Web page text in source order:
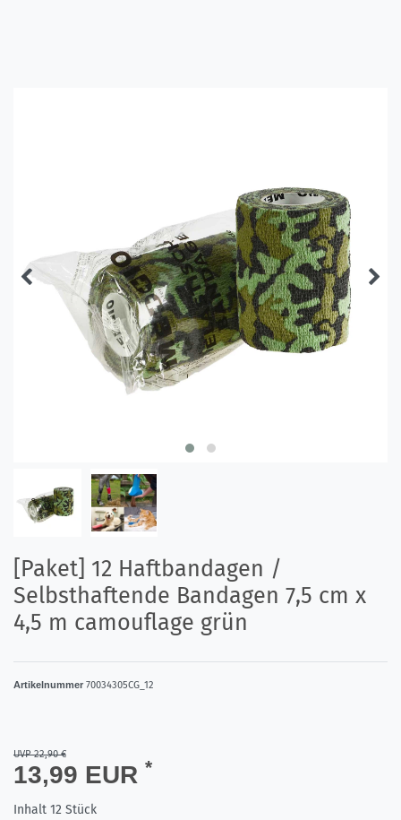
[Paket] 12 Haftbandagen /
Selbsthaftende Bandagen 7,5 cm x
4,5 m camouflage grün
Artikelnummer 70034305CG_12
UVP 22,90 €
13,99 EUR *
Inhalt 12 Stück